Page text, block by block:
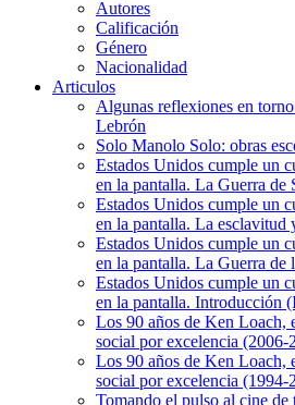
Autores
Calificación
Género
Nacionalidad
Articulos
Algunas reflexiones en
Lebrón
Solo Manolo Solo: obras
Estados Unidos cumple un
en la pantalla. La Guerra de
Estados Unidos cumple un
en la pantalla. La
Estados Unidos cumple un
en la pantalla. La Guerra de
Estados Unidos cumple un
en la pantalla. Introducción
Los 90 años de Ken Loach,
social por excelencia
Los 90 años de Ken Loach,
social por excelencia
Tomando el pulso al cine